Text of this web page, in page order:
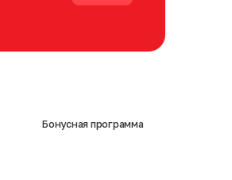
Бонусная программа